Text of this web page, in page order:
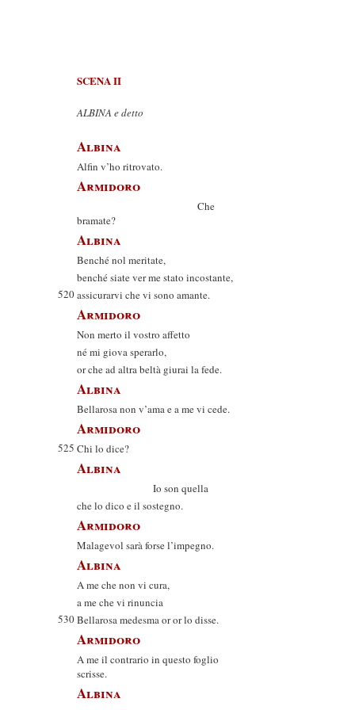
SCENA II
ALBINA e detto
Albina
Alfin v’ho ritrovato.
Armidoro
Che
bramate?
Albina
Benché nol meritate,
benché siate ver me stato incostante,
520assicurarvi che vi sono amante.
Armidoro
Non merto il vostro affetto
né mi giova sperarlo,
or che ad altra beltà giurai la fede.
Albina
Bellarosa non v’ama e a me vi cede.
Armidoro
525 Chi lo dice?
Albina
Io son quella
che lo dico e il sostegno.
Armidoro
Malagevol sarà forse l’impegno.
Albina
A me che non vi cura,
a me che vi rinuncia
530Bellarosa medesma or or lo disse.
Armidoro
A me il contrario in questo foglio
scrisse.
Albina